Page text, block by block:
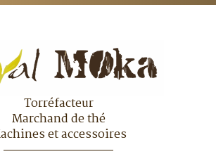
Torréfacteur
Marchand de thé
et accessoires